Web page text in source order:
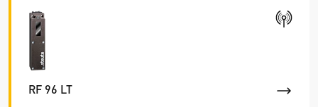
RF 96 LT